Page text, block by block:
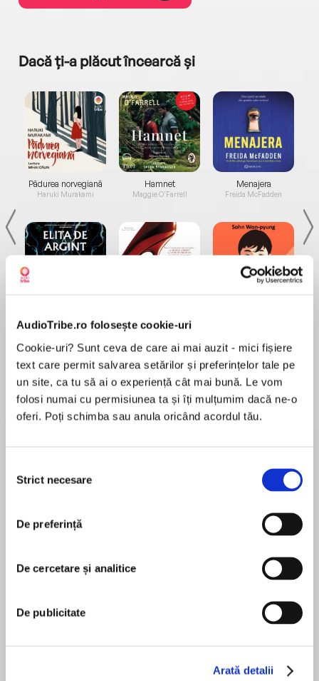
AudioTribe.ro folosește cookie-uri
Cookie-uri? Sunt ceva de care ai mai auzit - mici fișiere
text care permit salvarea setărilor și preferințelor tale pe
un site, ca tu să ai o experiență cât mai bună. Le vom
folosi numai cu permisiunea ta și îți mulțumim dacă ne-o
oferi. Poți schimba sau anula oricând acordul tău.
consimțământului
Strict necesare
De preferință
De cercetare și analitice
De publicitate
Arată detalii
Dacă ți-a plăcut încearcă și
Pădurea norvegiană
Haruki Murakami
de...
Dani Francis
Hamnet
Maggie O'Farrell
la...
Lauren Weisberger
Menajera
Freida McFadden
Desprecarte
Do we know what happened before the Big
În acest moment nu există recenzii
Marcus du Sautoy
Independent on Sunday as one of the UK's leading